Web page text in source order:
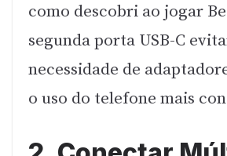
como descobri ao jogar
segunda porta USB-C
necessidade de
o uso do telefone mais